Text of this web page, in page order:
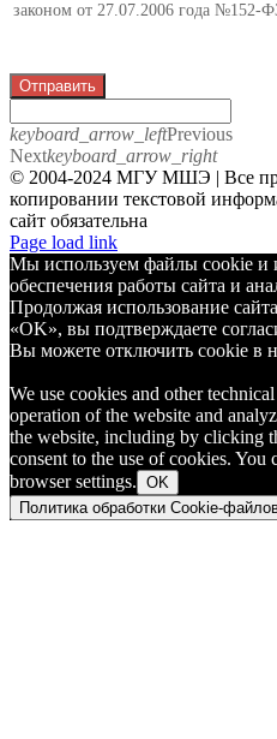
законом от 27.07.2006 года №152-
Отправить
keyboard_arrow_leftPrevious
Nextkeyboard_arrow_right
© 2004-2024 МГУ МШЭ | Все
копировании текстовой
сайт обязательна
Telegram
Page load link
Мы используем файлы cookie и
обеспечения работы сайта и
Продолжая использование
«OK», вы подтверждаете
Вы можете отключить cookie в
We use cookies and other
operation of the website and
the website, including by clicking
consent to the use of cookies. You
browser settings. OK
Политика обработки Cookie-